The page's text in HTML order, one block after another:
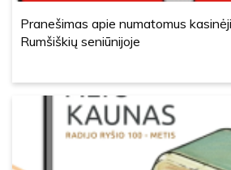
Pranešimas apie numatomus
Rumšiškių seniūnijoje